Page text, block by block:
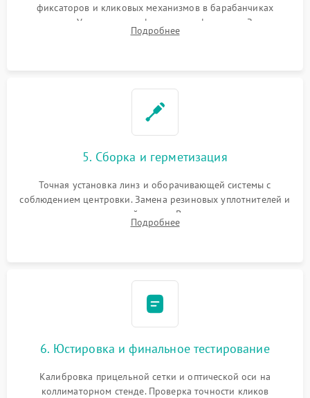
фиксаторов и кликовых механизмов в барабанчиках
поправок. Устранение люфтов в трансфокаторе. Замена
поврежденных линз, разбитой сетки или восстановление
Подробнее
5. Сборка и герметизация
Точная установка линз и оборачивающей системы с
соблюдением центровки. Замена резиновых уплотнителей и
нанесение влагозащитной смазки. Вакуумирование корпуса
и заполнение его осушенным азотом или аргоном для
Подробнее
6. Юстировка и финальное тестирование
Калибровка прицельной сетки и оптической оси на
коллиматорном стенде. Проверка точности кликов